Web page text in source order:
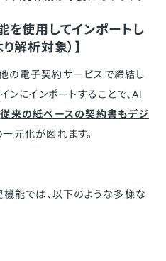
を使用してインポートし
解析対象）】
の電子契約サービスで締結し
ンにインポートすることで、AI
従来の紙ベースの契約書もデジ
一元化が図れます。
能では、以下のような多様な